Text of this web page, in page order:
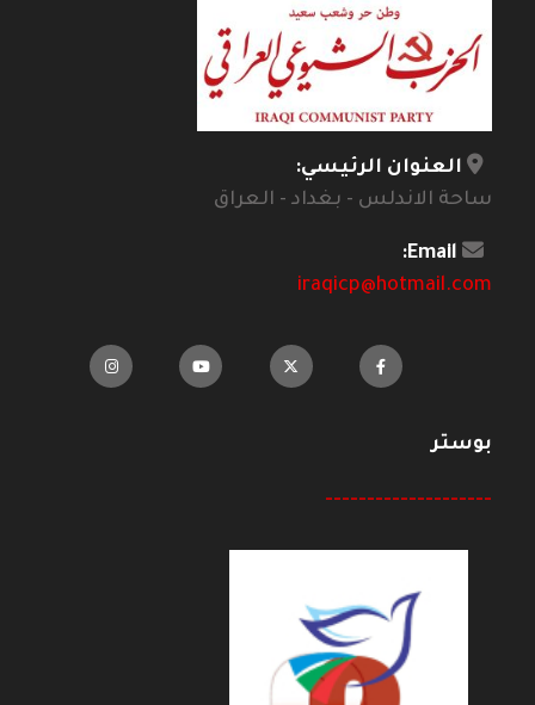
العنوان الرئيسي:
ساحة الاندلس - بغداد - العراق
Email:
iraqicp@hotmail.com
بوستر
--------------------